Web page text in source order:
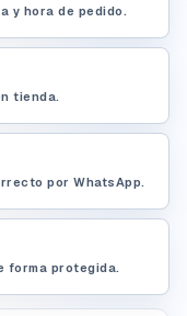
y hora de pedido.
tienda.
por WhatsApp.
forma protegida.